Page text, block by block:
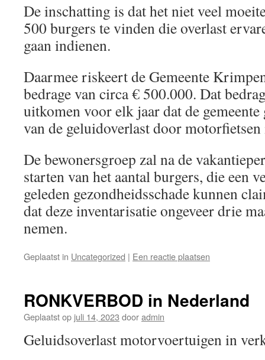
De inschatting is dat het niet veel
500 burgers te vinden die overlast
gaan indienen.
Daarmee riskeert de Gemeente
bedrage van circa € 500.000. Dat
uitkomen voor elk jaar dat de gemeente
van de geluidoverlast door
De bewonersgroep zal na de
starten van het aantal burgers, die een
geleden gezondheidsschade kunnen
dat deze inventarisatie ongeveer drie
nemen.
Geplaatst in Uncategorized | Een reactie plaatsen
RONKVERBOD in Nederland
Geplaatst op juli 14, 2023 dooradmin
Geluidsoverlast motorvoertuigen in